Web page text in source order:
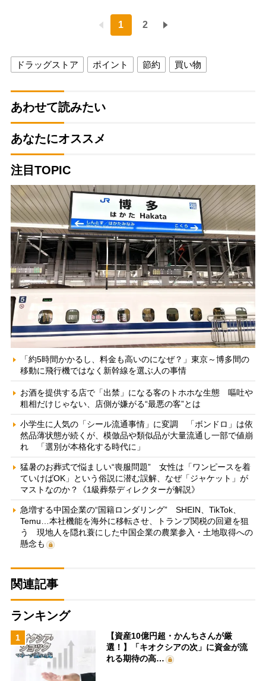
1 2
ドラッグストア ポイント 節約 買い物
あわせて読みたい
あなたにオススメ
注目TOPIC
「約5時間かかるし、料金も高いのになぜ？」東京～博多間の
移動に飛行機ではなく新幹線を選ぶ人の事情
お酒を提供する店で「出禁」になる客のトホホな生態 嘔吐や
粗相だけじゃない、店側が嫌がる“最悪の客”とは
小学生に人気の「シール流通事情」に変調 「ボンドロ」は依
然品薄状態が続くが、模倣品や類似品が大量流通し一部で値崩
れ 「選別が本格化する時代に」
猛暑のお葬式で悩ましい“喪服問題” 女性は「ワンピースを着
ていけばOK」という俗説に潜む誤解、なぜ「ジャケット」が
マストなのか？《1級葬祭ディレクターが解説》
急増する中国企業の“国籍ロンダリング” SHEIN、TikTok、
Temu…本社機能を海外に移転させ、トランプ関税の回避を狙
う 現地人を隠れ蓑にした中国企業の農業参入・土地取得への
懸念も
関連記事
ランキング
1
【資産10億円超・かんちさんが厳
選！】「キオクシアの次」に資金が流
れる期待の高…